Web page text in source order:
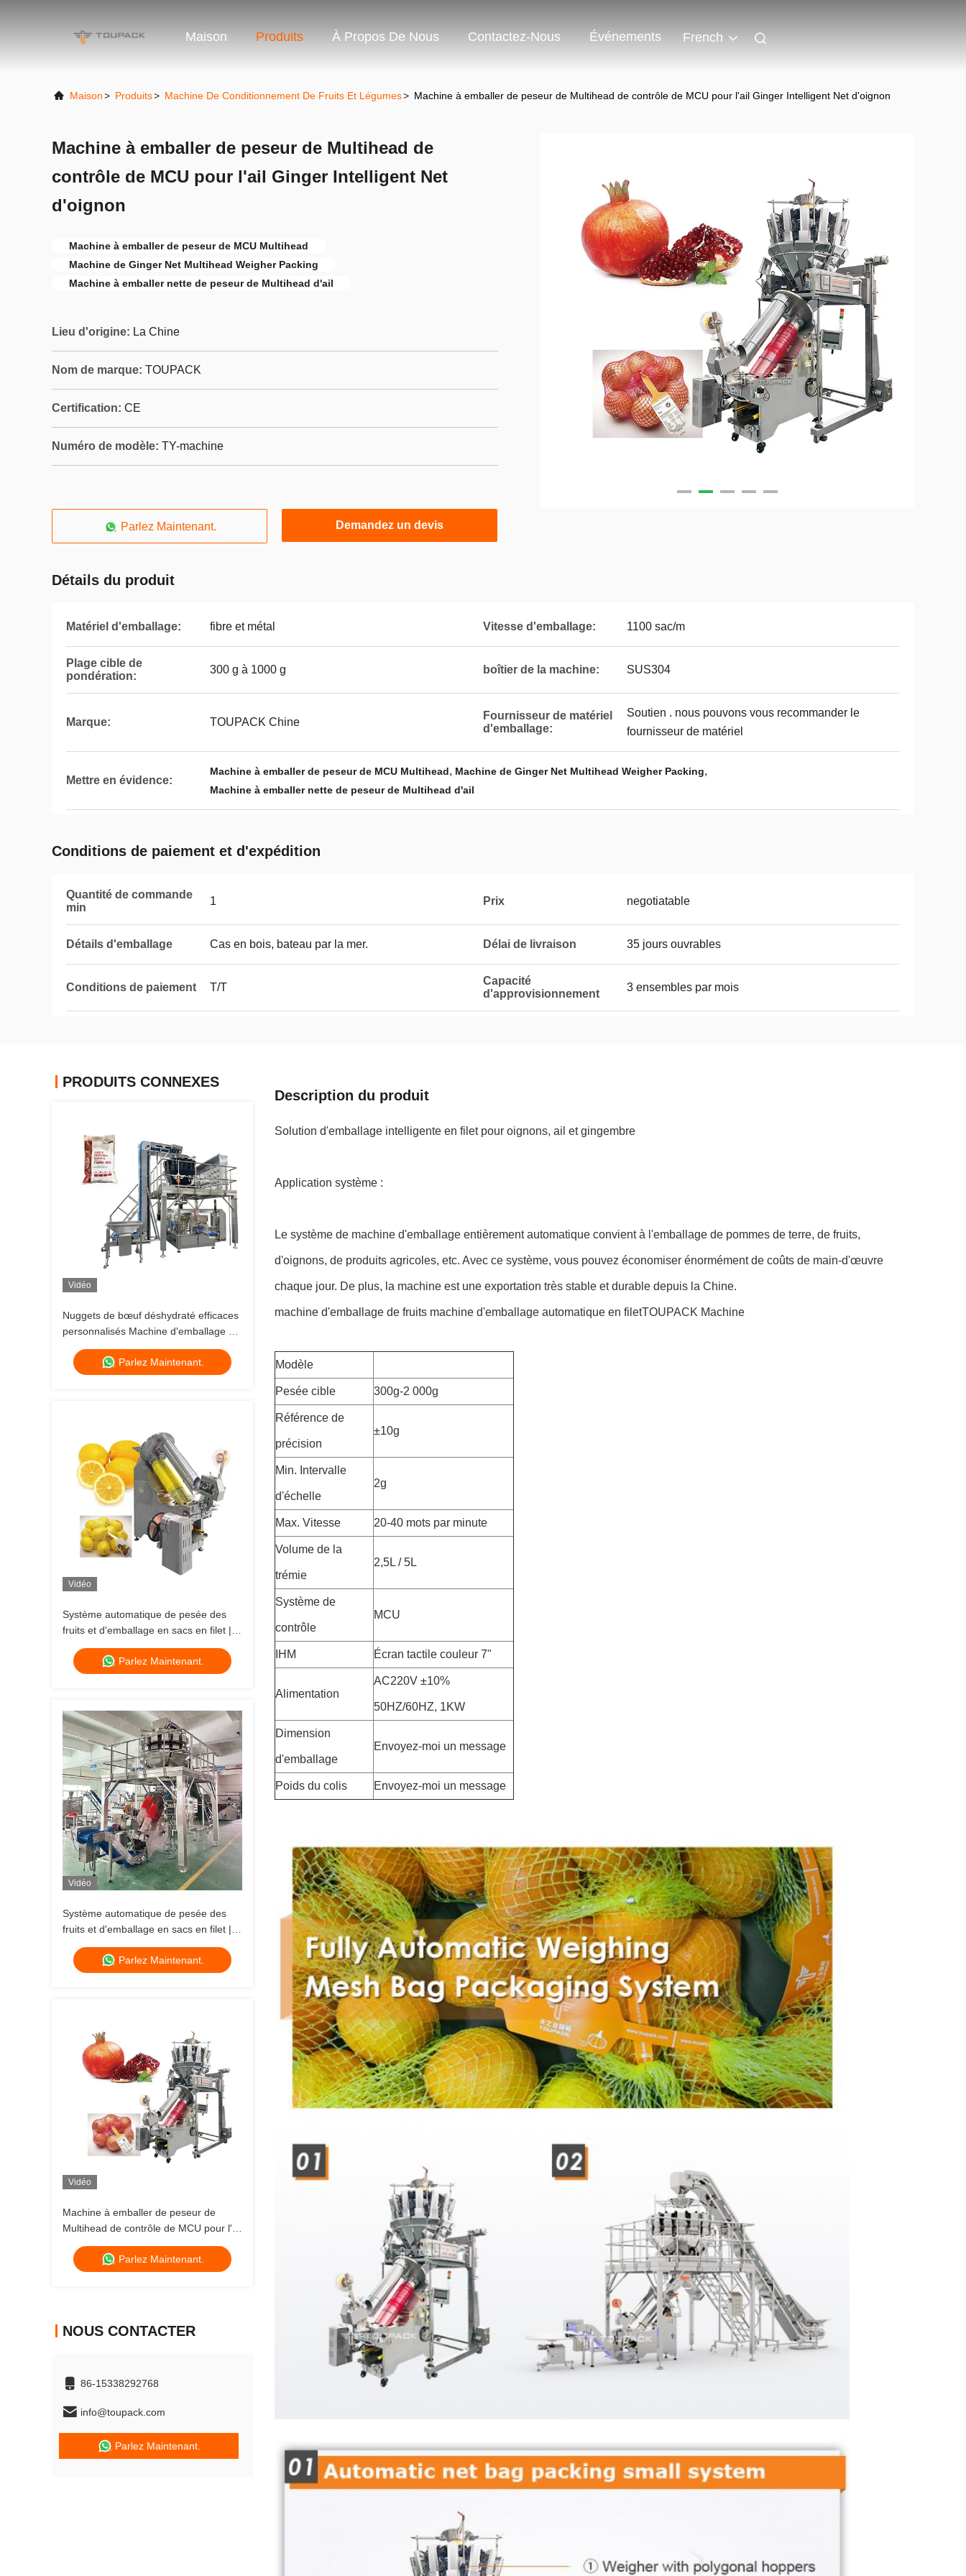
Maison Produits À Propos De Nous Contactez-Nous Événements French
Maison> Produits> Machine De Conditionnement De Fruits Et Légumes> Machine à emballer de peseur de Multihead de contrôle de MCU pour l'ail Ginger Intelligent Net d'oignon
Machine à emballer de peseur de Multihead de
contrôle de MCU pour l'ail Ginger Intelligent Net
d'oignon
Machine à emballer de peseur de MCU Multihead
Machine de Ginger Net Multihead Weigher Packing
Machine à emballer nette de peseur de Multihead d'ail
Lieu d'origine: La Chine
Nom de marque: TOUPACK
Certification: CE
Numéro de modèle: TY-machine
Parlez Maintenant. Demandez un devis
Détails du produit
Matériel d'emballage: fibre et métal Vitesse d'emballage: 1100 sac/m
Plage cible de
pondération:
300 g à 1000 g boîtier de la machine: SUS304
Marque: TOUPACK Chine
Fournisseur de matériel
d'emballage:
Soutien . nous pouvons vous recommander le
fournisseur de matériel
Mettre en évidence:
Machine à emballer de peseur de MCU Multihead, Machine de Ginger Net Multihead Weigher Packing,
Machine à emballer nette de peseur de Multihead d'ail
Conditions de paiement et d'expédition
Quantité de commande
min
1 Prix negotiatable
Détails d'emballage Cas en bois, bateau par la mer. Délai de livraison 35 jours ouvrables
Conditions de paiement T/T
Capacité
d'approvisionnement
3 ensembles par mois
PRODUITS CONNEXES
Vidéo
Nuggets de bœuf déshydraté efficaces
personnalisés Machine d'emballage à
emballement quantitatif prête à manger
Parlez Maintenant.
Vidéo
Système automatique de pesée des
fruits et d'emballage en sacs en filet |
Solution d'emballage de sacs en filet à
grande vitesseParlez Maintenant.
Vidéo
Système automatique de pesée des
fruits et d'emballage en sacs en filet |
Solution d'emballage de sacs en filet à
grande vitesseParlez Maintenant.
Vidéo
Machine à emballer de peseur de
Multihead de contrôle de MCU pour l'ail
Ginger Intelligent Net d'oignon
Parlez Maintenant.
NOUS CONTACTER
86-15338292768
info@toupack.com
Parlez Maintenant.
Description du produit
Solution d'emballage intelligente en filet pour oignons, ail et gingembre
Application système :
Le système de machine d'emballage entièrement automatique convient à l'emballage de pommes de terre, de fruits,
d'oignons, de produits agricoles, etc. Avec ce système, vous pouvez économiser énormément de coûts de main-d'œuvre
chaque jour. De plus, la machine est une exportation très stable et durable depuis la Chine.
machine d'emballage de fruits machine d'emballage automatique en filetTOUPACK Machine
Modèle
Pesée cible 300g-2 000g
Référence de
précision
±10g
Min. Intervalle
d'échelle
2g
Max. Vitesse 20-40 mots par minute
Volume de la
trémie
2,5L / 5L
Système de
contrôle
MCU
IHM Écran tactile couleur 7"
Alimentation
AC220V ±10%
50HZ/60HZ, 1KW
Dimension
d'emballage
Envoyez-moi un message
Poids du colis Envoyez-moi un message